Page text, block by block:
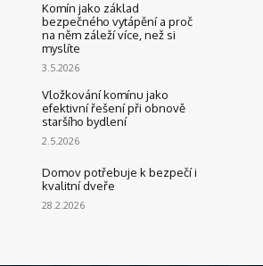
Komín jako základ
bezpečného vytápění a proč
na něm záleží více, než si
myslíte
3.5.2026
Vložkování komínu jako
efektivní řešení při obnově
staršího bydlení
2.5.2026
Domov potřebuje k bezpečí i
kvalitní dveře
28.2.2026